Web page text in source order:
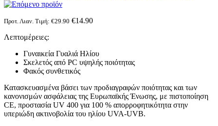
Προτ. Λιαν. Τιμή: €29.90 €14.90
Λεπτομέρειες:
Γυναικεία Γυαλιά Ηλίου
Σκελετός από PC υψηλής ποιότητας
Φακός συνθετικός
Κατασκευασμένα βάσει των προδιαγραφών ποιότητας και των
κανονισμών ασφάλειας της Ευρωπαϊκής Ένωσης, με πιστοποίηση
CE, προστασία UV 400 για 100 % απορροφητικότητα στην
υπεριώδη ακτινοβολία του ηλίου UVA-UVB.